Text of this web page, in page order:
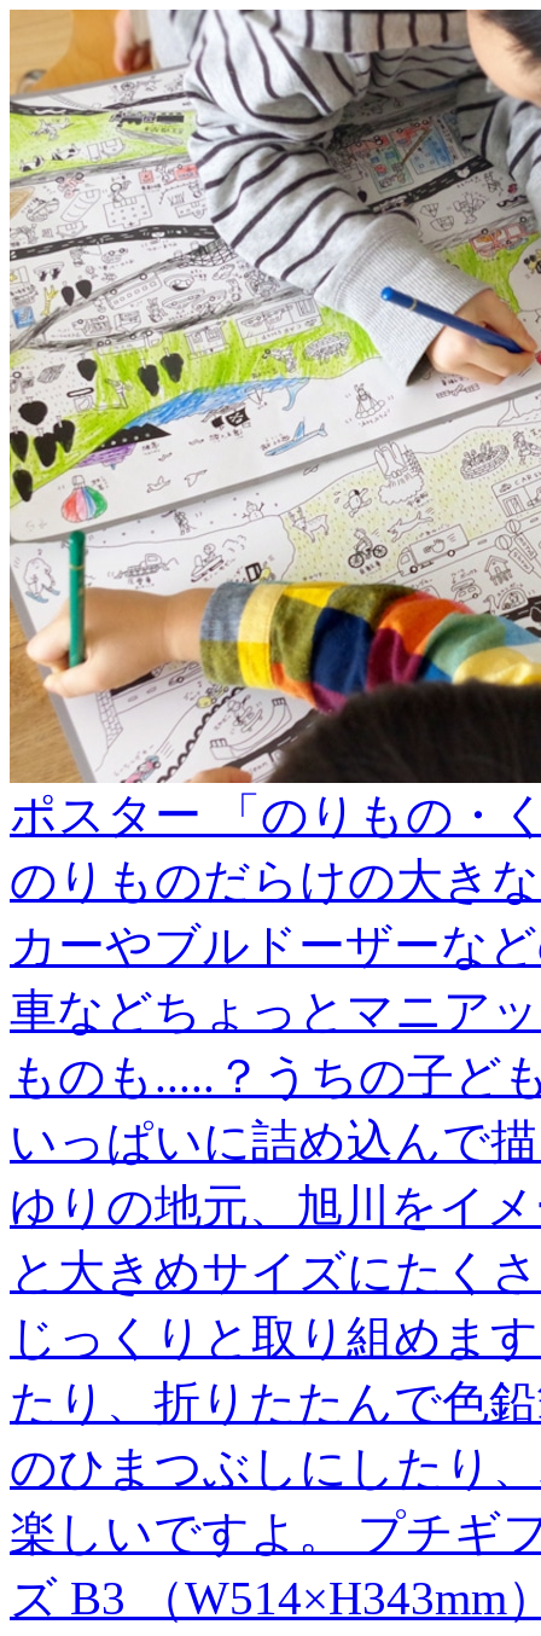
ポスター 「のりもの・
のりものだらけの大き
カーやブルドーザーな
車などちょっとマニア
ものも.....？うちの子ど
いっぱいに詰め込んで
ゆりの地元、旭川をイ
と大きめサイズにたく
じっくりと取り組めま
たり、折りたたんで色
のひまつぶしにしたり
楽しいですよ。 プチギ
ズ B3 （